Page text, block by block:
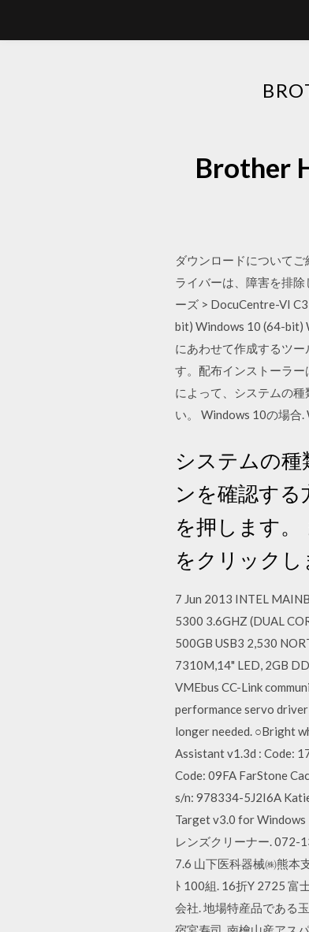
Brother
ダウンロードについて
ライバーは、障害を排
ーズ > DocuCentre-VI
bit) Windows 10 (64-bit)
にあわせて作成するツ
す。配布インストーラ
によって、システムの
い。 Windows 10の場合
システムの種
ンを確認する
を押します
をクリックし
7 Jun 2013 INTEL
5300 3.6GHZ (DUAL
500GB USB3 2,530
7310M,14" LED, 2GB
VMEbus CC-Link
performance servo
longer needed. ○Bright
Assistant v1.3d : Code:
Code: 09FA FarStone
s/n: 978334-5J2I6A
Target v3.0 for Windows
レンズクリーナー. 072-
7.6 山下医科器械㈱熊本
ﾄ 100組. 16折Y 2725 富
会社. 地場特産品である